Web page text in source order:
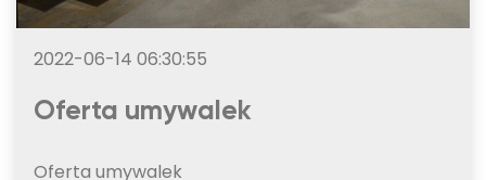
2022-06-14 06:30:55
Oferta umywalek
Oferta umywalek